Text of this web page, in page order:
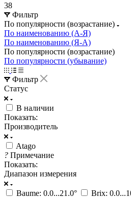
38
Фильтр
По популярности (возрастание)
По наименованию (А-Я)
По наименованию (Я-А)
По популярности (возрастание)
По популярности (убывание)
Фильтр
Статус
В наличии
Показать:
Производитель
Atago
? Примечание
Показать:
Диапазон измерения
Baume: 0.0...21.0°
Brix: